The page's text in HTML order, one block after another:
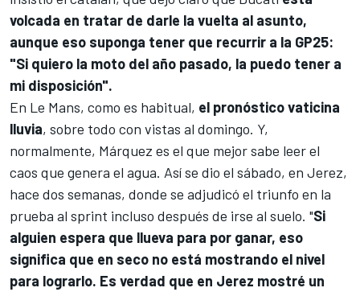
volcada en tratar de darle la vuelta al asunto,
aunque eso suponga tener que recurrir a la GP25:
"Si quiero la moto del año pasado, la puedo tener a
mi disposición".
En Le Mans, como es habitual, el pronóstico vaticina
lluvia, sobre todo con vistas al domingo. Y,
normalmente, Márquez es el que mejor sabe leer el
caos que genera el agua. Así se dio el sábado, en Jerez,
hace dos semanas, donde se adjudicó el triunfo en la
prueba al sprint incluso después de irse al suelo. "Si
alguien espera que llueva para por ganar, eso
significa que en seco no está mostrando el nivel
para lograrlo. Es verdad que en Jerez mostré un